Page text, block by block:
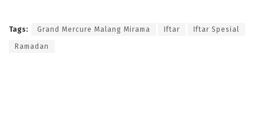
Tags: Grand Mercure Malang Mirama Iftar Iftar Spesial
Ramadan